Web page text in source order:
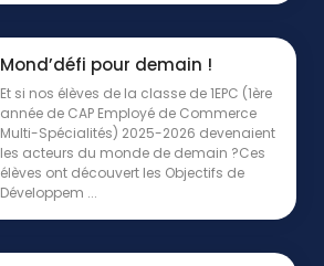
Mond’défi pour demain !
Et si nos élèves de la classe de 1EPC (1ère
année de CAP Employé de Commerce
Multi-Spécialités) 2025-2026 devenaient
les acteurs du monde de demain ?Ces
élèves ont découvert les Objectifs de
Développem ...